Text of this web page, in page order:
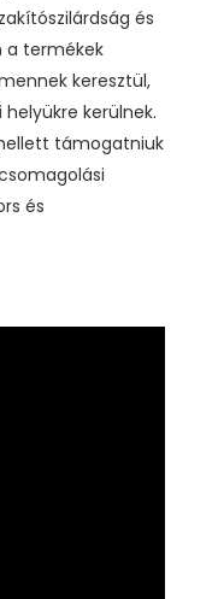
és
a termékek
keresztül,
kerülnek.
támogatniuk
és